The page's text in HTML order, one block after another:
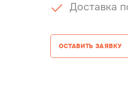
Доставка
ОСТАВИТЬ ЗАЯВКУ